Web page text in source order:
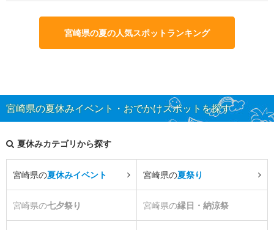
宮崎県の夏の人気スポットランキング
宮崎県の夏休みイベント・おでかけスポットを探す
夏休みカテゴリから探す
宮崎県の夏休みイベント 宮崎県の夏祭り
宮崎県の七夕祭り 宮崎県の縁日・納涼祭